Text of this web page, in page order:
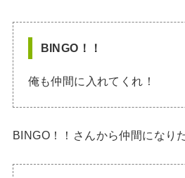
BINGO！！
俺も仲間に入れてくれ！
BINGO！！さんから仲間になり